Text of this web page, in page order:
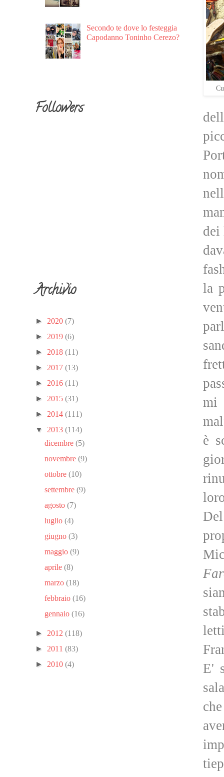
dei
la
mi
è
E'
Secondo te dove lo festeggia
Capodanno Toninho Cerezo?
Followers
Archivio
► 2020 (7)
► 2019 (6)
► 2018 (11)
► 2017 (13)
► 2016 (11)
► 2015 (31)
► 2014 (111)
▼ 2013 (114)
dicembre(5)
novembre(9)
ottobre(10)
settembre(9)
agosto(7)
luglio(4)
giugno(3)
maggio(9)
aprile(8)
marzo(18)
febbraio(16)
gennaio(16)
► 2012 (118)
► 2011 (83)
► 2010 (4)